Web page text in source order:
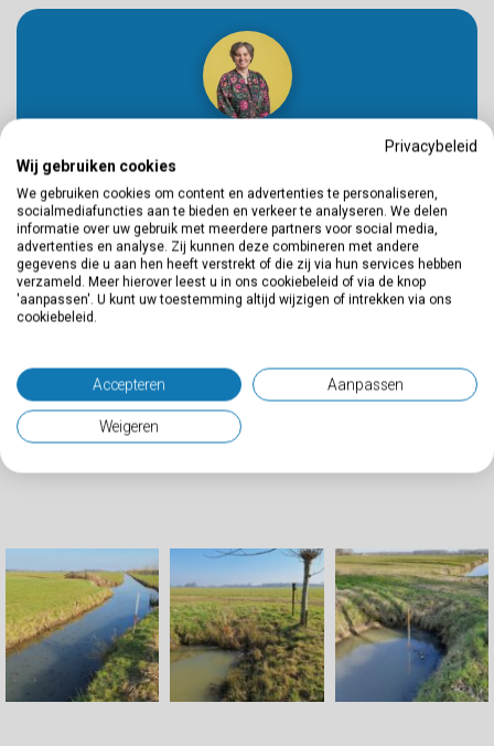
Neem contact op met Karlijn Soesman
06-10202479
k.soesman@buroboot.nl
Deel dit project
Privacybeleid
Wij gebruiken cookies
We gebruiken cookies om content en advertenties te personaliseren,
socialmediafuncties aan te bieden en verkeer te analyseren. We delen
informatie over uw gebruik met meerdere partners voor social media,
advertenties en analyse. Zij kunnen deze combineren met andere
gegevens die u aan hen heeft verstrekt of die zij via hun services hebben
verzameld. Meer hierover leest u in ons cookiebeleid of via de knop
'aanpassen'. U kunt uw toestemming altijd wijzigen of intrekken via ons
cookiebeleid.
Accepteren Aanpassen
Weigeren